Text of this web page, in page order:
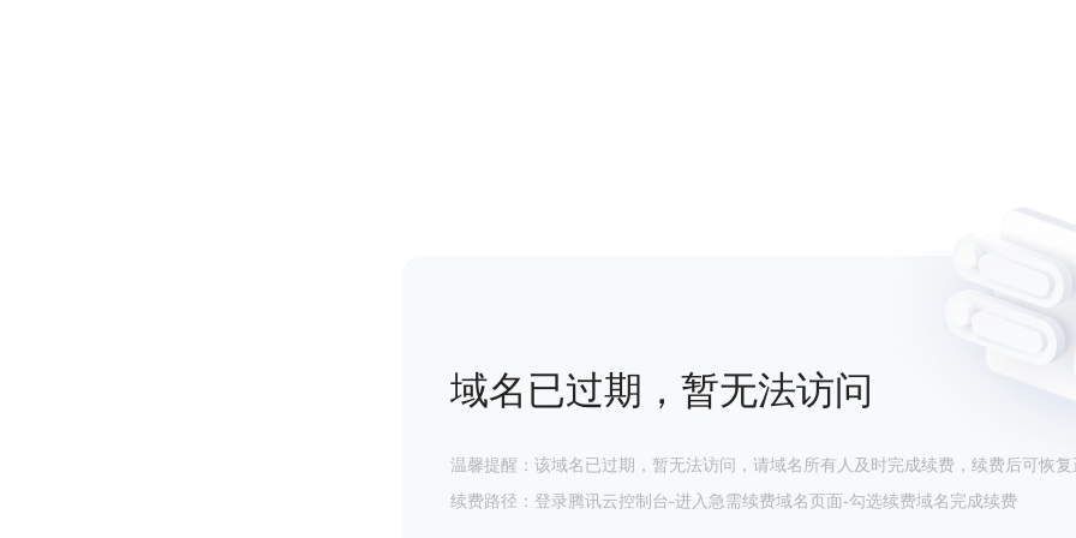
域名已过期，暂无法访问
温馨提醒：该域名已过期，暂无法访问，请域名所有人及时完成续费，续费后可恢复
续费路径：登录腾讯云控制台-进入急需续费域名页面-勾选续费域名完成续费